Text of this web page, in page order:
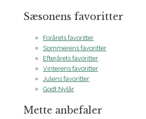
Sæsonens favoritter
Forårets favoritter
Sommerens favoritter
Efterårets favoritter
Vinterens favoritter
Julens favoritter
Godt Nytår
Mette anbefaler